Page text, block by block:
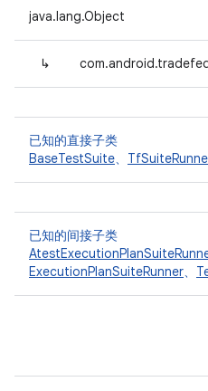
java.lang.Object
↳
已知的直接子类
BaseTestSuite、
已知的间接子类
ExecutionPlanSuiteRunner、